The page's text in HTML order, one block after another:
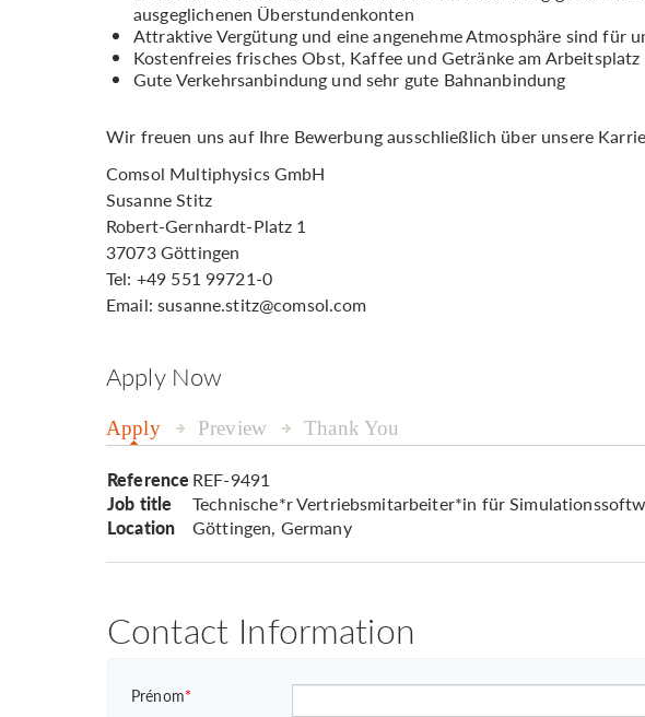
ausgeglichenen Überstundenkonten
Attraktive Vergütung und eine angenehme Atmosphäre sind für
Kostenfreies frisches Obst, Kaffee und Getränke am Arbeitsplatz
Gute Verkehrsanbindung und sehr gute Bahnanbindung
Wir freuen uns auf Ihre Bewerbung ausschließlich über unsere
Comsol Multiphysics GmbH
Susanne Stitz
Robert-Gernhardt-Platz 1
37073 Göttingen
Tel: +49 551 99721-0
Email: susanne.stitz@comsol.com
Apply Now
Apply Preview Thank You
Reference REF-9491
Job title
Technische*r Vertriebsmitarbeiter*in für
Location
Göttingen, Germany
Contact Information
Prénom*